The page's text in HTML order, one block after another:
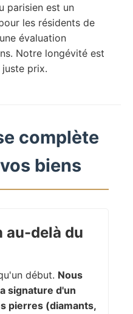
parisien est un
les résidents de
évaluation
Notre longévité est
prix.
complète
biens
delà du
début. Nous
signature d'un
pierres (diamants,